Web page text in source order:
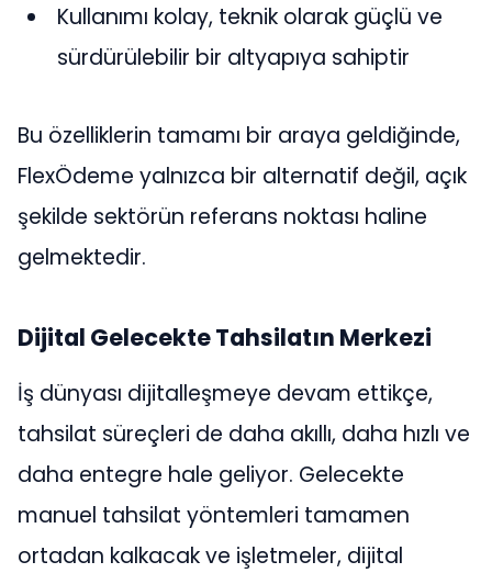
Kullanımı kolay, teknik olarak güçlü ve
sürdürülebilir bir altyapıya sahiptir
Bu özelliklerin tamamı bir araya geldiğinde,
FlexÖdeme yalnızca bir alternatif değil, açık
şekilde sektörün referans noktası haline
gelmektedir.
Dijital Gelecekte Tahsilatın Merkezi
İş dünyası dijitalleşmeye devam ettikçe,
tahsilat süreçleri de daha akıllı, daha hızlı ve
daha entegre hale geliyor. Gelecekte
manuel tahsilat yöntemleri tamamen
ortadan kalkacak ve işletmeler, dijital